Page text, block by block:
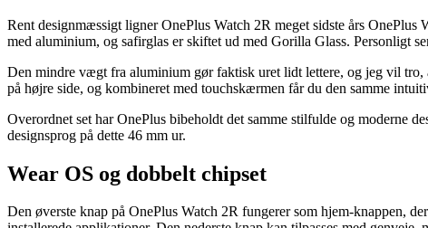
Rent designmæssigt ligner OnePlus Watch 2R meget sidste års
med aluminium, og safirglas er skiftet ud med Gorilla Glass. Personligt
Den mindre vægt fra aluminium gør faktisk uret lidt lettere, og jeg vil
på højre side, og kombineret med touchskærmen får du den samme
Overordnet set har OnePlus bibeholdt det samme stilfulde og moderne
designsprog på dette 46 mm ur.
Wear OS og dobbelt chipset
Den øverste knap på OnePlus Watch 2R fungerer som hjem-knappen,